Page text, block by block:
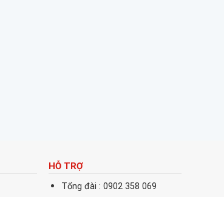
HỖ TRỢ
Tổng đài : 0902 358 069